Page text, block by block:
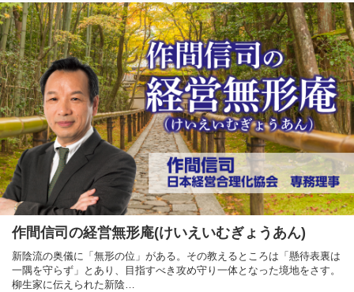
作間信司の経営無形庵(けいえいむぎょうあん)
新陰流の奥儀に「無形の位」がある。その教えるところは「懸待表裏は
一隅を守らず」とあり、目指すべき攻め守り一体となった境地をさす。
柳生家に伝えられた新陰…